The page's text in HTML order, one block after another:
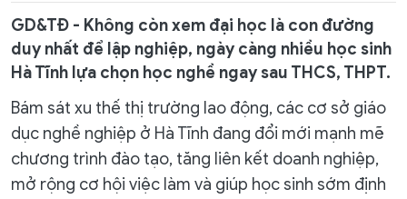
GD&TĐ - Không còn xem đại học là con đường
duy nhất để lập nghiệp, ngày càng nhiều học sinh
Hà Tĩnh lựa chọn học nghề ngay sau THCS, THPT.
Bám sát xu thế thị trường lao động, các cơ sở giáo
dục nghề nghiệp ở Hà Tĩnh đang đổi mới mạnh mẽ
chương trình đào tạo, tăng liên kết doanh nghiệp,
mở rộng cơ hội việc làm và giúp học sinh sớm định